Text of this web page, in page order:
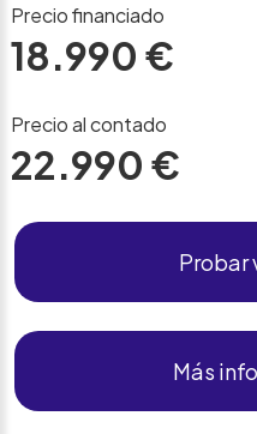
Precio financiado
18.990 €
Precio al contado
22.990 €
Probar
Más